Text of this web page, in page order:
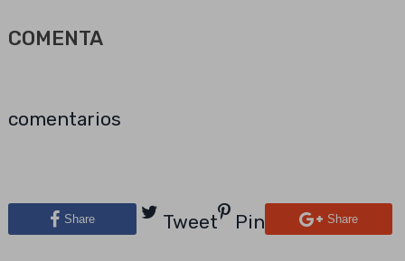
COMENTA
comentarios
Share Tweet Pin Share